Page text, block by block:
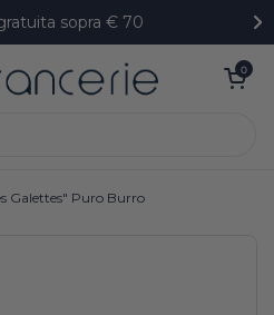
sopra € 70
Apri 0
Galettes" Puro Burro